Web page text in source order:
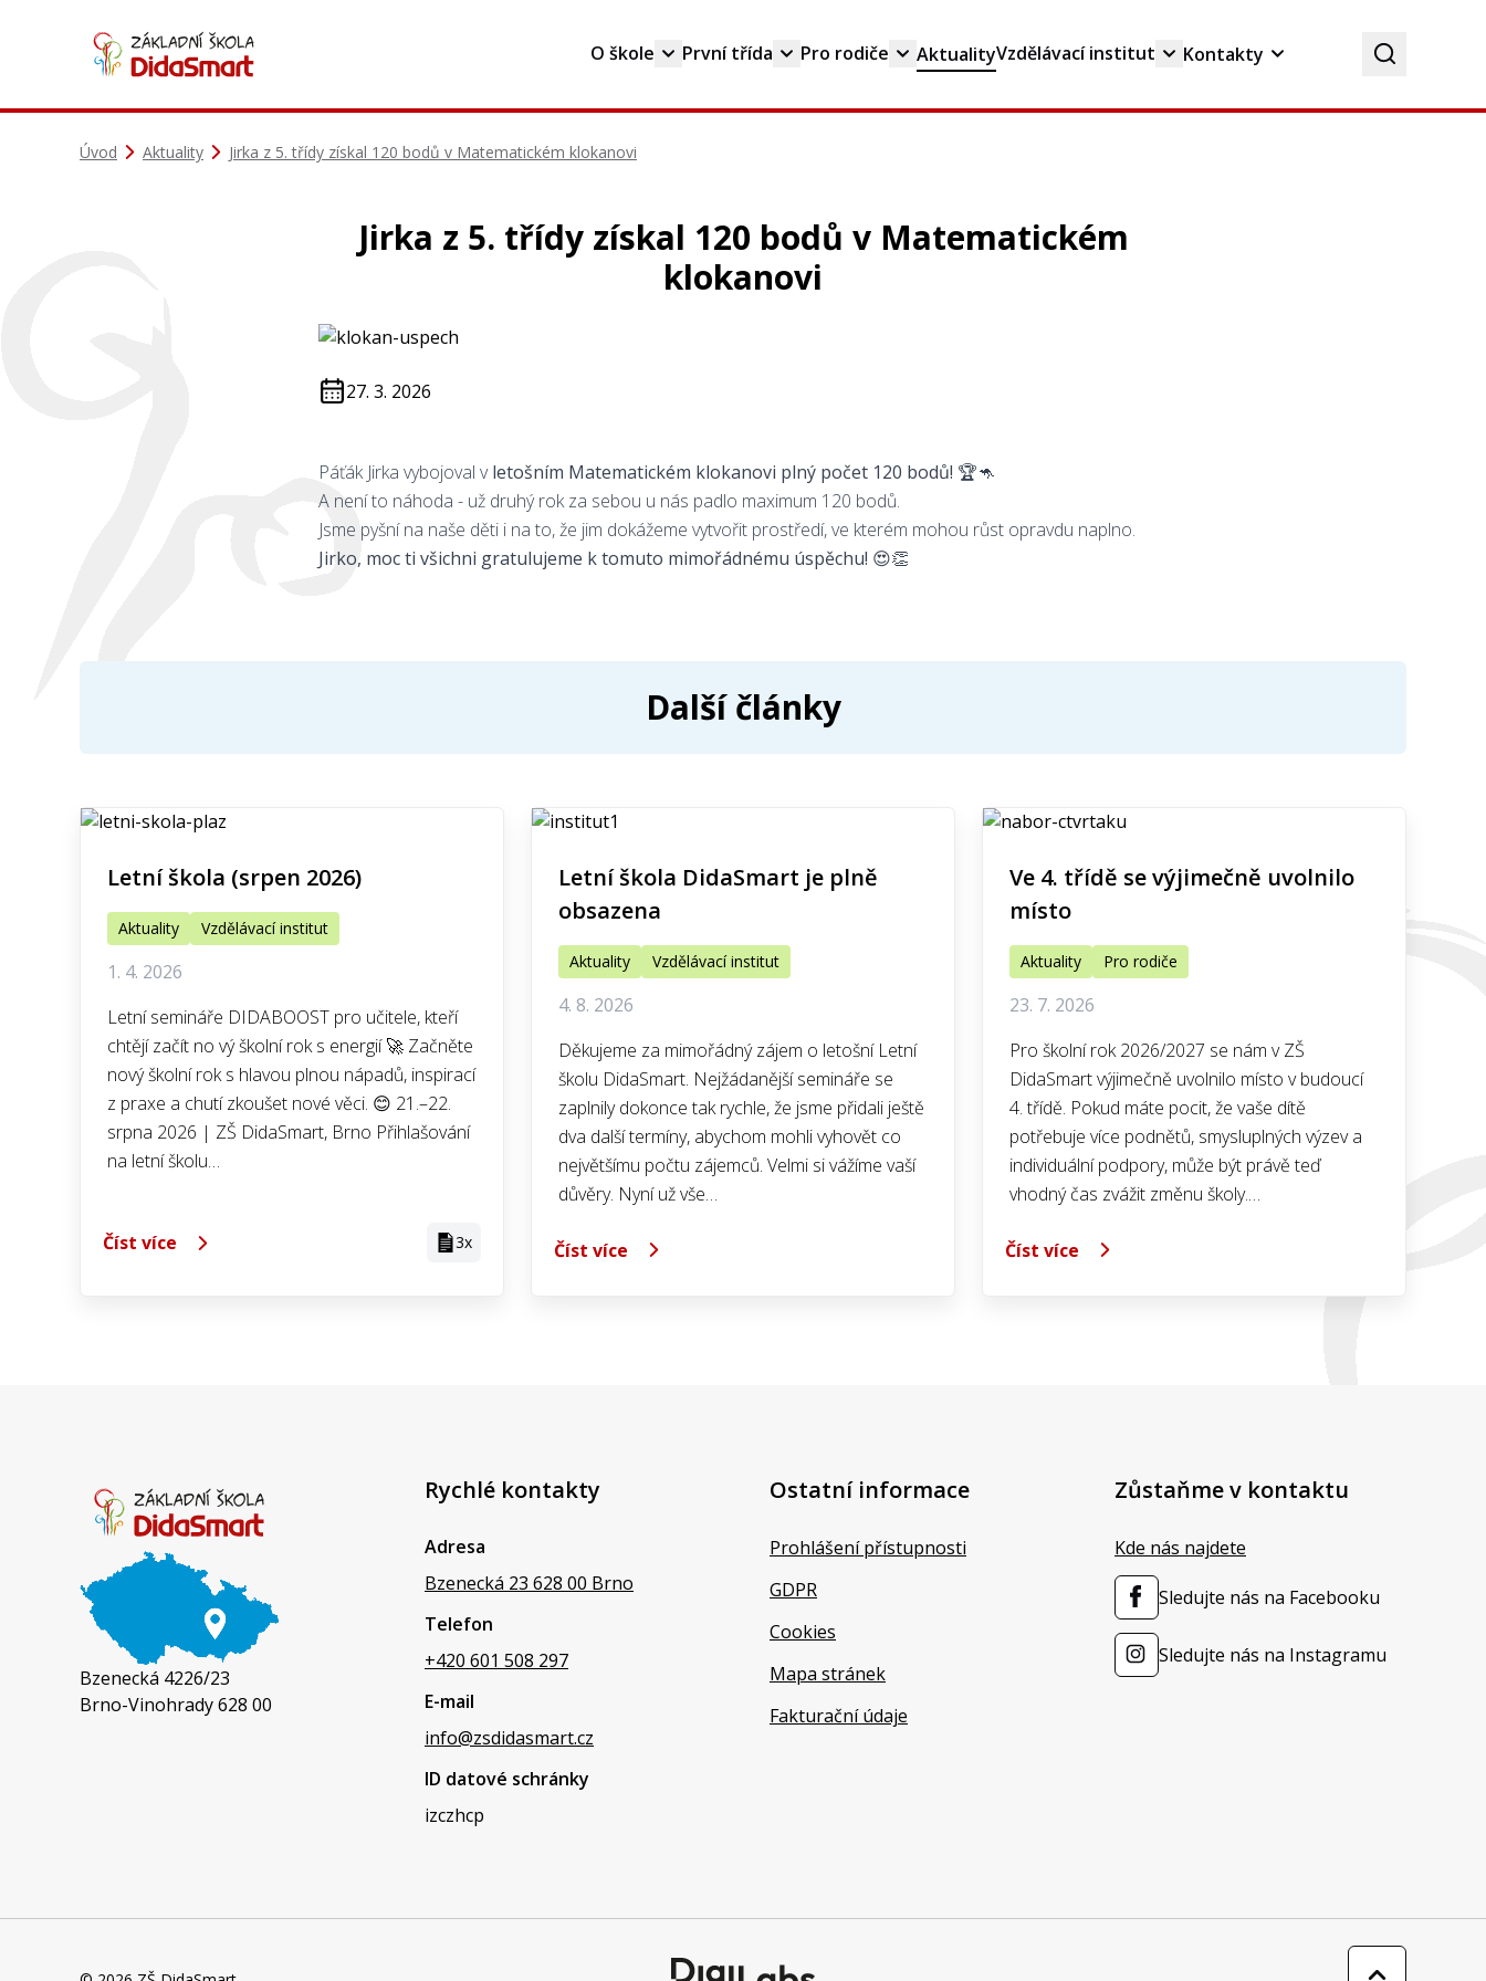
O škole První třída Pro rodiče AktualityVzdělávací institut Kontakty
Úvod Aktuality Jirka z 5. třídy získal 120 bodů v Matematickém klokanovi
Jirka z 5. třídy získal 120 bodů v Matematickém
klokanovi
27. 3. 2026
Páťák Jirka vybojoval vletošním Matematickém klokanovi plný počet 120 bodů! 🏆🦘
A není to náhoda - už druhý rok za sebou u nás padlo maximum 120 bodů.
Jsme pyšní na naše děti i na to, že jim dokážeme vytvořit prostředí, ve kterém mohou růst opravdu naplno.
Jirko, moc ti všichni gratulujeme k tomuto mimořádnému úspěchu! 😍👏
Další články
Letní škola (srpen 2026)
Aktuality Vzdělávací institut
1. 4. 2026
Letní semináře DIDABOOST pro učitele, kteří
chtějí začít no vý školní rok s energií 🚀 Začněte
nový školní rok s hlavou plnou nápadů, inspirací
z praxe a chutí zkoušet nové věci. 😊 21.–22.
srpna 2026 | ZŠ DidaSmart, Brno Přihlašování
na letní školu…
Číst více 3x
Letní škola DidaSmart je plně
obsazena
Aktuality Vzdělávací institut
4. 8. 2026
Děkujeme za mimořádný zájem o letošní Letní
školu DidaSmart. Nejžádanější semináře se
zaplnily dokonce tak rychle, že jsme přidali ještě
dva další termíny, abychom mohli vyhovět co
největšímu počtu zájemců. Velmi si vážíme vaší
důvěry. Nyní už vše…
Číst více
Ve 4. třídě se výjimečně uvolnilo
místo
Aktuality Pro rodiče
23. 7. 2026
Pro školní rok 2026/2027 se nám v ZŠ
DidaSmart výjimečně uvolnilo místo v budoucí
4. třídě. Pokud máte pocit, že vaše dítě
potřebuje více podnětů, smysluplných výzev a
individuální podpory, může být právě teď
vhodný čas zvážit změnu školy.…
Číst více
Bzenecká 4226/23
Brno-Vinohrady 628 00
Rychlé kontakty
Adresa
Bzenecká 23 628 00 Brno
Telefon
+420 601 508 297
E-mail
info@zsdidasmart.cz
ID datové schránky
izczhcp
Ostatní informace
Prohlášení přístupnosti
GDPR
Cookies
Mapa stránek
Fakturační údaje
Zůstaňme v kontaktu
Kde nás najdete
Sledujte nás na Facebooku
Sledujte nás na Instagramu